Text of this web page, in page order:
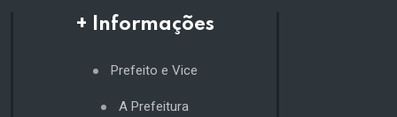
+ Informações
Prefeito e Vice
A Prefeitura